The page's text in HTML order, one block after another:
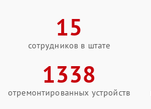
15
сотрудников в штате
1338
отремонтированных устройств